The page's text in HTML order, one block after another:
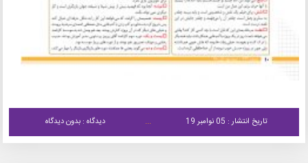
تاریخ انتشار : 05 نوامبر 19 دیدگاه : بدون دیدگاه